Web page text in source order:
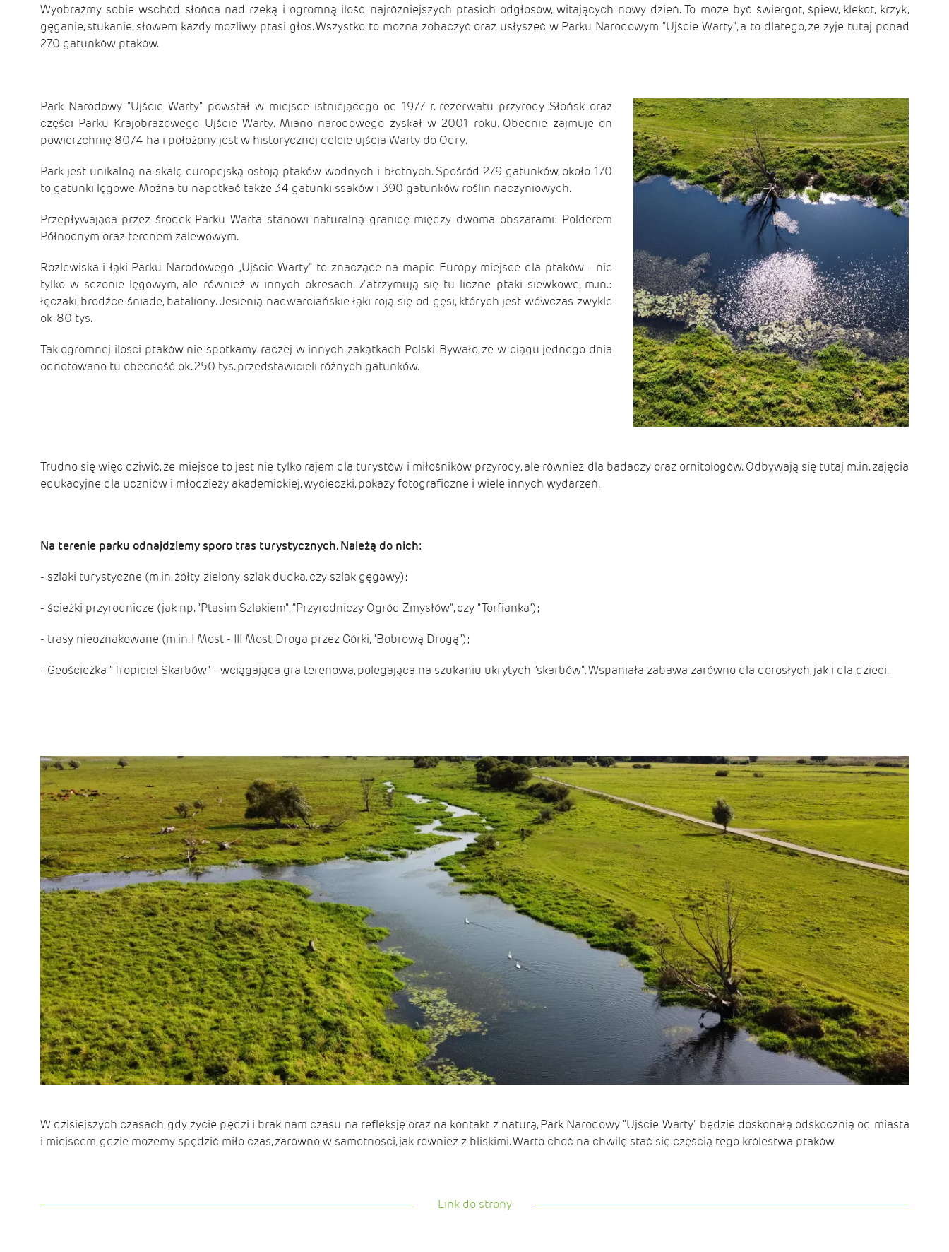
Wyobraźmy sobie wschód słońca nad rzeką i ogromną ilość najróżniejszych ptasich odgłosów, witających nowy dzień. To może być świergot, śpiew, klekot, krzyk,
gęganie, stukanie, słowem każdy możliwy ptasi głos. Wszystko to można zobaczyć oraz usłyszeć w Parku Narodowym "Ujście Warty", a to dlatego, że żyje tutaj ponad
270 gatunków ptaków.
Park Narodowy "Ujście Warty" powstał w miejsce istniejącego od 1977 r. rezerwatu przyrody Słońsk oraz
części Parku Krajobrazowego Ujście Warty. Miano narodowego zyskał w 2001 roku. Obecnie zajmuje on
powierzchnię 8074 ha i położony jest w historycznej delcie ujścia Warty do Odry.
Park jest unikalną na skalę europejską ostoją ptaków wodnych i błotnych. Spośród 279 gatunków, około 170
to gatunki lęgowe. Można tu napotkać także 34 gatunki ssaków i 390 gatunków roślin naczyniowych.
Przepływająca przez środek Parku Warta stanowi naturalną granicę między dwoma obszarami: Polderem
Północnym oraz terenem zalewowym.
Rozlewiska i łąki Parku Narodowego „Ujście Warty” to znaczące na mapie Europy miejsce dla ptaków - nie
tylko w sezonie lęgowym, ale również w innych okresach. Zatrzymują się tu liczne ptaki siewkowe, m.in.:
łęczaki, brodźce śniade, bataliony. Jesienią nadwarciańskie łąki roją się od gęsi, których jest wówczas zwykle
ok. 80 tys.
Tak ogromnej ilości ptaków nie spotkamy raczej w innych zakątkach Polski. Bywało, że w ciągu jednego dnia
odnotowano tu obecność ok. 250 tys. przedstawicieli różnych gatunków.
Trudno się więc dziwić, że miejsce to jest nie tylko rajem dla turystów i miłośników przyrody, ale również dla badaczy oraz ornitologów. Odbywają się tutaj m.in. zajęcia
edukacyjne dla uczniów i młodzieży akademickiej, wycieczki, pokazy fotograficzne i wiele innych wydarzeń.
Na terenie parku odnajdziemy sporo tras turystycznych. Należą do nich:
- szlaki turystyczne (m.in, żółty, zielony, szlak dudka, czy szlak gęgawy);
- ścieżki przyrodnicze (jak np. "Ptasim Szlakiem", "Przyrodniczy Ogród Zmysłów", czy "Torfianka");
- trasy nieoznakowane (m.in. I Most - III Most, Droga przez Górki, "Bobrową Drogą");
- Geościeżka "Tropiciel Skarbów" - wciągająca gra terenowa, polegająca na szukaniu ukrytych "skarbów". Wspaniała zabawa zarówno dla dorosłych, jak i dla dzieci.
W dzisiejszych czasach, gdy życie pędzi i brak nam czasu na refleksję oraz na kontakt z naturą, Park Narodowy "Ujście Warty" będzie doskonałą odskocznią od miasta
i miejscem, gdzie możemy spędzić miło czas, zarówno w samotności, jak również z bliskimi. Warto choć na chwilę stać się częścią tego królestwa ptaków.
Link do strony